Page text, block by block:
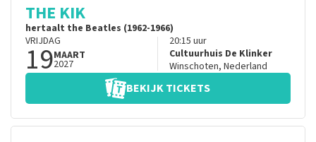
THE KIK
hertaalt the Beatles (1962-1966)
VRIJDAG
19MAART
2027
20:15 uur
Cultuurhuis De Klinker
Winschoten, Nederland
BEKIJK TICKETS